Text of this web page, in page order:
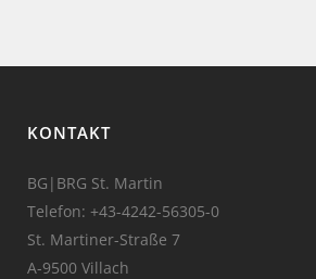
KONTAKT
BG|BRG St. Martin
Telefon: +43-4242-56305-0
St. Martiner-Straße 7
A-9500 Villach